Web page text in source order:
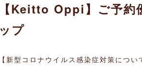
【Keitto Oppi】ご予約
ップ
【新型コロナウイルス感染症対策につい